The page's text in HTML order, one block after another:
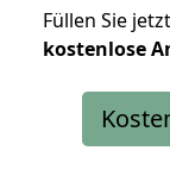
Füllen Sie
kostenlose